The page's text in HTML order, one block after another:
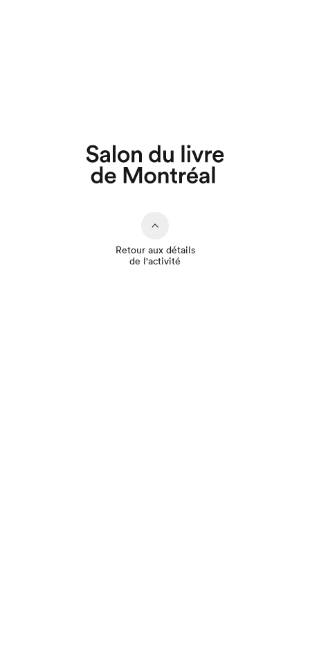
Retour aux détails
de l'activité